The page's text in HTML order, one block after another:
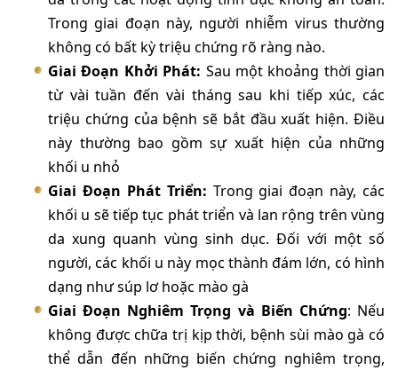
Trong giai đoạn này, người nhiễm virus thường
không có bất kỳ triệu chứng rõ ràng nào.
Giai Đoạn Khởi Phát: Sau một khoảng thời gian
từ vài tuần đến vài tháng sau khi tiếp xúc, các
triệu chứng của bệnh sẽ bắt đầu xuất hiện. Điều
này thường bao gồm sự xuất hiện của những
khối u nhỏ
Giai Đoạn Phát Triển: Trong giai đoạn này, các
khối u sẽ tiếp tục phát triển và lan rộng trên vùng
da xung quanh vùng sinh dục. Đối với một số
người, các khối u này mọc thành đám lớn, có hình
dạng như súp lơ hoặc mào gà
Giai Đoạn Nghiêm Trọng và Biến Chứng: Nếu
không được chữa trị kịp thời, bệnh sùi mào gà có
thể dẫn đến những biến chứng nghiêm trọng,